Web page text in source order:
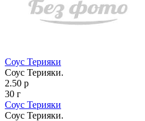
Соус Терияки
Соус Терияки.
2.50 р
30 г
Соус Терияки
Соус Терияки.